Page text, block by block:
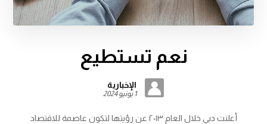
نعم تستطيع
الإخبارية
1 يونيو 2024
أعلنت دبي خلال العام ٢٠١٣ عن رؤيتها لتكون عاصمة للاقتصاد